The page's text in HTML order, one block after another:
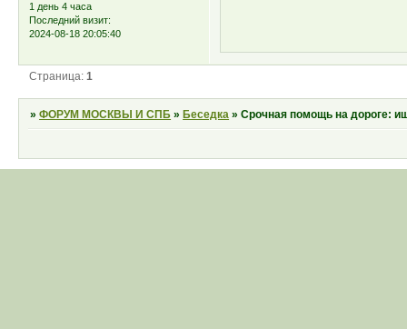
1 день 4 часа
Последний визит:
2024-08-18 20:05:40
Страница:1
»ФОРУМ МОСКВЫ И СПБ » Беседка »Срочная помощь на дороге: